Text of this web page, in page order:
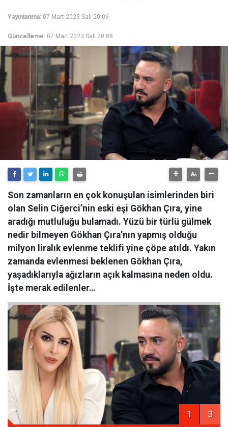
Yayınlanma: 07 Mart 2023 Salı 20:06
Güncelleme: 07 Mart 2023 Salı 20:06
Son zamanların en çok konuşulan isimlerinden biri
olan Selin Ciğerci’nin eski eşi Gökhan Çıra, yine
aradığı mutluluğu bulamadı. Yüzü bir türlü gülmek
nedir bilmeyen Gökhan Çıra’nın yapmış olduğu
milyon liralık evlenme teklifi yine çöpe atıldı. Yakın
zamanda evlenmesi beklenen Gökhan Çıra,
yaşadıklarıyla ağızların açık kalmasına neden oldu.
İşte merak edilenler…
1 3